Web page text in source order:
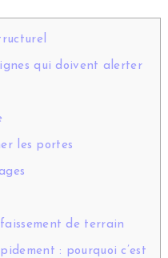
qui doivent alerter
les portes
de terrain
: pourquoi c’est